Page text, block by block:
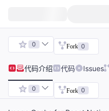
0 Fork 0
代码介绍 代码 Issues
0 Fork 0